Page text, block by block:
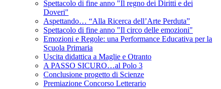
Spettacolo di fine anno "Il regno dei Diritti e dei
Doveri"
Aspettando… “Alla Ricerca dell’Arte Perduta”
Spettacolo di fine anno "Il circo delle emozioni"
Emozioni e Regole: una Performance Educativa per la
Scuola Primaria
Uscita didattica a Maglie e Otranto
A PASSO SICURO…al Polo 3
Conclusione progetto di Scienze
Premiazione Concorso Letterario